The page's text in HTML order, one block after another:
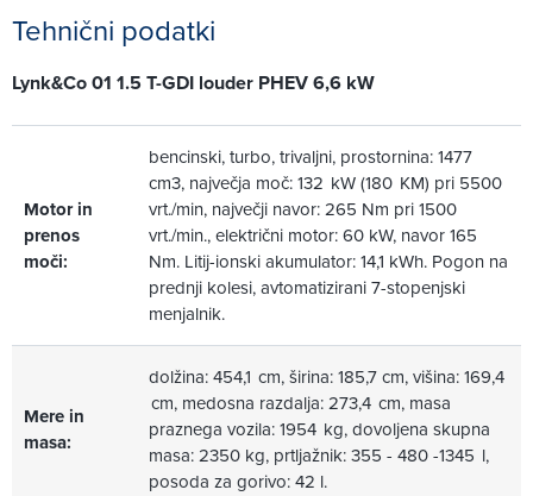
Tehnični podatki
Lynk&Co 01 1.5 T-GDI louder PHEV 6,6 kW
Motor in
prenos
moči:
bencinski, turbo, trivaljni, prostornina: 1477
cm3, največja moč: 132 kW (180 KM) pri 5500
vrt./min, največji navor: 265 Nm pri 1500
vrt./min., električni motor: 60 kW, navor 165
Nm. Litij-ionski akumulator: 14,1 kWh. Pogon na
prednji kolesi, avtomatizirani 7-stopenjski
menjalnik.
Mere in
masa:
dolžina: 454,1 cm, širina: 185,7 cm, višina: 169,4
cm, medosna razdalja: 273,4 cm, masa
praznega vozila: 1954 kg, dovoljena skupna
masa: 2350 kg, prtljažnik: 355 - 480 -1345 l,
posoda za gorivo: 42 l.